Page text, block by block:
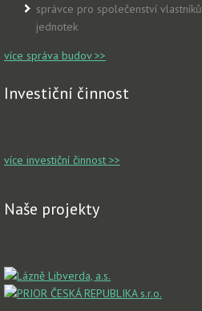
správce pro společenství vlastníků
jednotek
více správa budov >>
Investiční činnost
více investiční činnost >>
Naše projekty